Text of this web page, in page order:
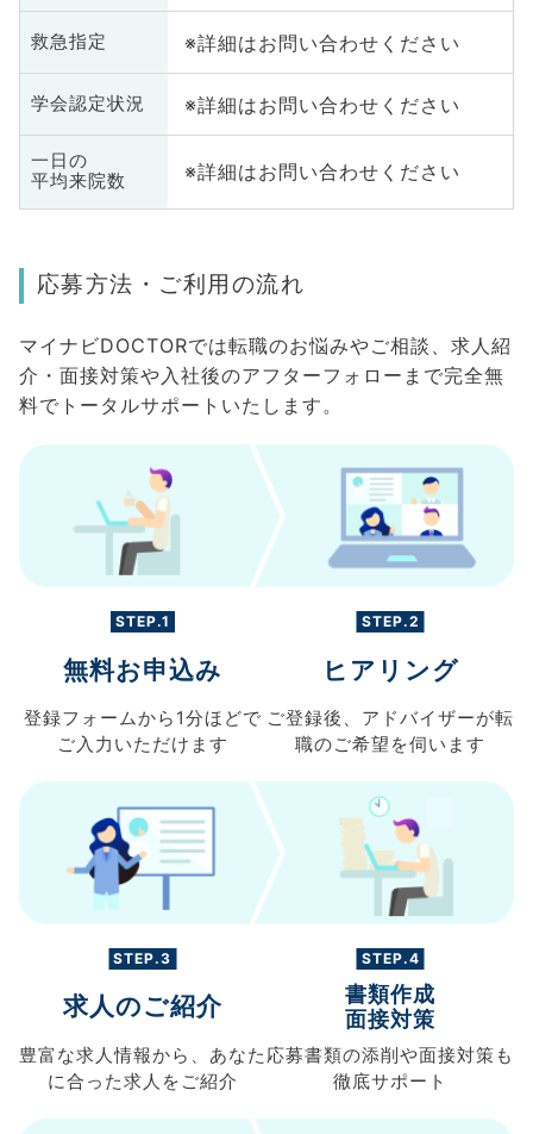
救急指定 ※詳細はお問い合わせください
学会認定状況 ※詳細はお問い合わせください
一日の
平均来院数
※詳細はお問い合わせください
応募方法・ご利用の流れ
マイナビDOCTORでは転職のお悩みやご相談、求人紹
介・面接対策や入社後のアフターフォローまで完全無
料でトータルサポートいたします。
STEP.1
無料お申込み
登録フォームから 1分ほどで
ご入力 いただけます
STEP.2
ヒアリング
ご登録後、 アドバイザーが転
職のご希望を伺います
STEP.3
求人のご紹介
豊富な求人情報から、 あなた
に合った求人を ご紹介
STEP.4
書類作成
面接対策
応募書類の添削や面接対策も
徹底サポート